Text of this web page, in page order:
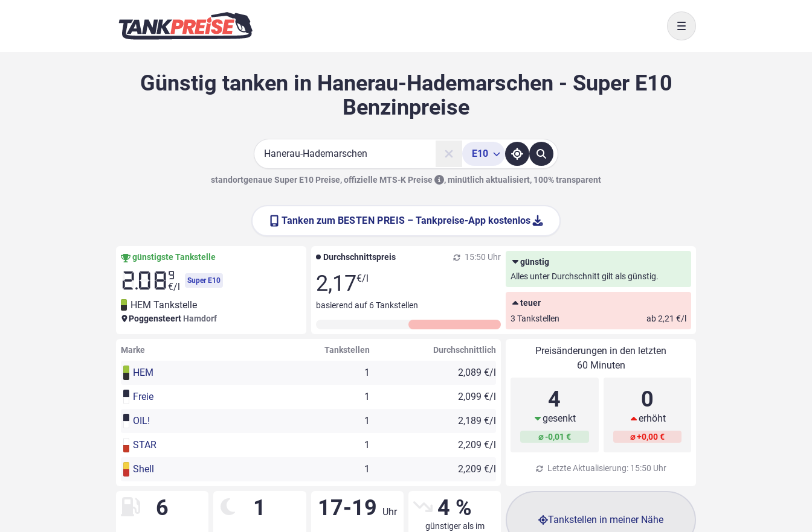
Toggle navigation
Günstig tanken in Hanerau-Hademarschen - Super E10
Benzinpreise
Suche
E10
standortgenaue Super E10 Preise, offizielle MTS-K Preise ,minütlich aktualisiert, 100% transparent
Tanken zum BESTEN PREIS – Tankpreise-App kostenlos
günstigste Tankstelle
2.08 9
€/l
Super E10
HEM Tankstelle
Poggensteert Hamdorf
Durchschnittspreis 15:50 Uhr
2,17€/l
basierend auf 6Tankstellen
günstig
Alles unter Durchschnitt gilt als günstig.
teuer
3 Tankstellen
ab 2,21 €/l
Marke Tankstellen Durchschnittlich
HEM 1 2,089 €/l
Freie 1 2,099 €/l
OIL! 1 2,189 €/l
STAR 1 2,209 €/l
Shell 1 2,209 €/l
Preisänderungen in den letzten
60 Minuten
4
gesenkt
⌀ -0,01 €
0
erhöht
⌀ +0,00 €
Letzte Aktualisierung: 15:50 Uhr
6 1 17-19 Uhr 4 %
günstiger als im
Tankstellen in meiner Nähe